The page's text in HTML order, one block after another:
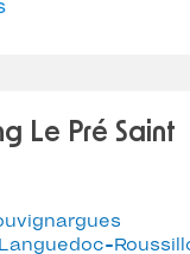
Le Pré Saint
Languedoc-